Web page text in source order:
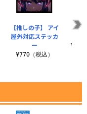
【推しの子】 アイ
屋外対応ステッカ
ー
¥770（税込）
【推